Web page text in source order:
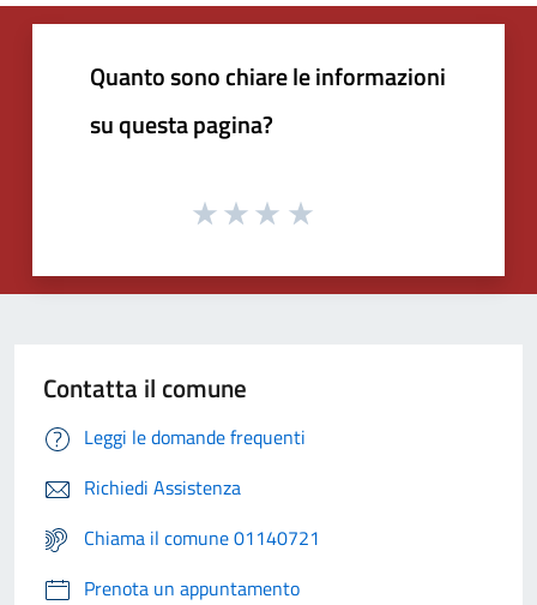
Quanto sono chiare le informazioni
su questa pagina?
Contatta il comune
Leggi le domande frequenti
Richiedi Assistenza
Chiama il comune 01140721
Prenota un appuntamento